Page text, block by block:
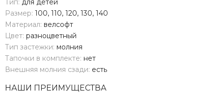
Размер: 100, 110, 120, 130, 140
Материал: велсофт
Цвет: разноцветный
Тип застежки: молния
Тапочки в комплекте: нет
Внешняя молния сзади: есть
НАШИ ПРЕИМУЩЕСТВА